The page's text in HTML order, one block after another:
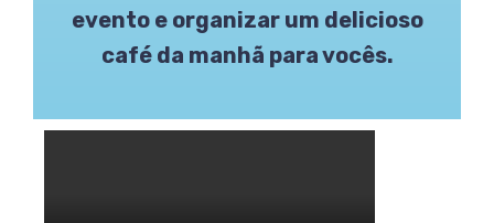
evento e organizar um delicioso
café da manhã para vocês.